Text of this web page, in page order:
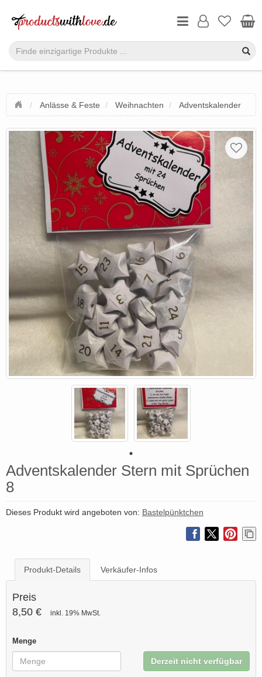
Anlässe & Feste Weihnachten Adventskalender
Adventskalender Stern mit Sprüchen
8
Dieses Produkt wird angeboten von: Bastelpünktchen
Produkt-Details Verkäufer-Infos
Preis
8,50 €
inkl. 19% MwSt.
Menge
Derzeit nicht verfügbar